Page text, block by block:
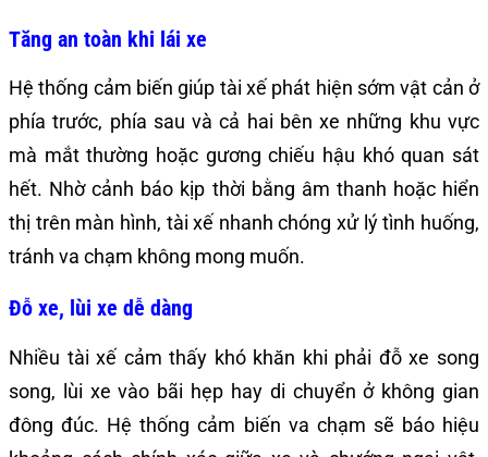
Tăng an toàn khi lái xe
Hệ thống cảm biến giúp tài xế phát hiện sớm vật cản ở
phía trước, phía sau và cả hai bên xe những khu vực
mà mắt thường hoặc gương chiếu hậu khó quan sát
hết. Nhờ cảnh báo kịp thời bằng âm thanh hoặc hiển
thị trên màn hình, tài xế nhanh chóng xử lý tình huống,
tránh va chạm không mong muốn.
Đỗ xe, lùi xe dễ dàng
Nhiều tài xế cảm thấy khó khăn khi phải đỗ xe song
song, lùi xe vào bãi hẹp hay di chuyển ở không gian
đông đúc. Hệ thống cảm biến va chạm sẽ báo hiệu